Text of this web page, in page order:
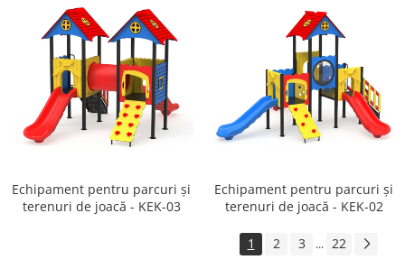
Echipament pentru parcuri și
terenuri de joacă - KEK-03
Echipament pentru parcuri și
terenuri de joacă - KEK-02
1 2 3 ... 22